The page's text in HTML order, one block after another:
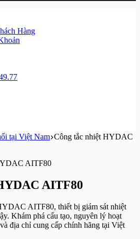
Hàng
tại Việt Nam Công tắc nhiệt HYDAC
AITF80
AITF80, thiết bị giám sát nhiệt
Khám phá cấu tạo, nguyên lý hoạt
địa chỉ cung cấp chính hãng tại Việt